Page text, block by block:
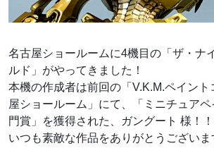
名古屋ショールームに4機目の「ザ・ナ
ルド」がやってきました！
本機の作成者は前回の「V.K.M.ペイン
屋ショールーム」にて、「ミニチュア
門賞」を獲得された、ガングート 様！！
いつも素敵な作品をありがとうございま